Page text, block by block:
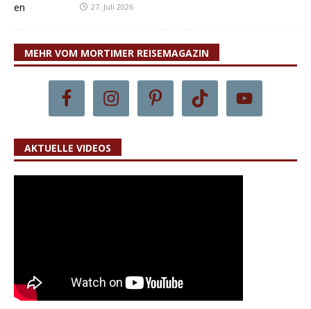
27. Juli 2026
MEHR VOM MORTIMER REISEMAGAZIN
AKTUELLE VIDEOS